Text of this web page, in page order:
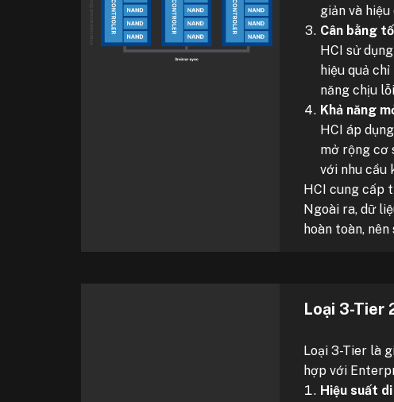
giản và hiệu
Cân bằng
HCI sử
hiệu quả
năng chịu
Khả năng
HCI áp
mở rộng cơ
với nhu cầu
HCI cung cấp
Ngoài ra, dữ
hoàn toàn,
Loại 3-Tier
Loại 3-Tier là
hợp với
Hiệu suất